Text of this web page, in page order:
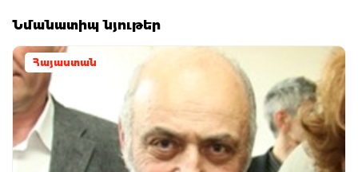
Նմանատիպ նյութեր
Հայաստան